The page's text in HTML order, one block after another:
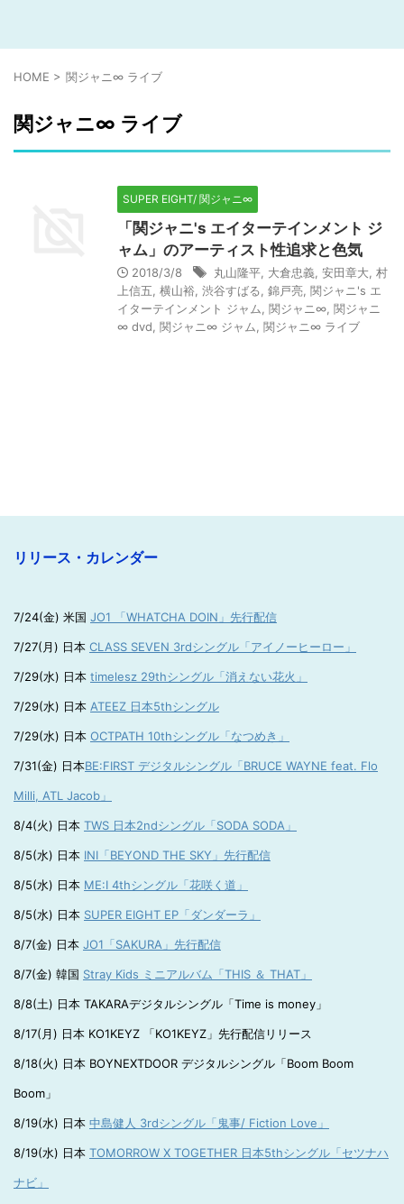
HOME > 関ジャニ∞ ライブ
関ジャニ∞ ライブ
SUPER EIGHT/ 関ジャニ∞
「関ジャニ's エイターテインメント ジ
ャム」のアーティスト性追求と色気
2018/3/8 丸山隆平 大倉忠義 安田章大 村
上信五 横山裕 渋谷すばる 錦戸亮 関ジャニ's エ
イターテインメント ジャム
関ジャニ∞ 関ジャニ
∞ dvd 関ジャニ∞ ジャム 関ジャニ∞ ライブ
リリース・カレンダー
7/24(金) 米国 JO1 「WHATCHA DOIN」先行配信
7/27(月) 日本 CLASS SEVEN 3rdシングル「アイノーヒーロー」
7/29(水) 日本 timelesz 29thシングル「消えない花火」
7/29(水) 日本 ATEEZ 日本5thシングル
7/29(水) 日本 OCTPATH 10thシングル「なつめき」
7/31(金) 日本BE:FIRST デジタルシングル「BRUCE WAYNE feat. Flo
Milli, ATL Jacob」
8/4(火) 日本 TWS 日本2ndシングル「SODA SODA」
8/5(水) 日本 INI「BEYOND THE SKY」先行配信
8/5(水) 日本 ME:I 4thシングル「花咲く道」
8/5(水) 日本 SUPER EIGHT EP「ダンダーラ」
8/7(金) 日本 JO1「SAKURA」先行配信
8/7(金) 韓国 Stray Kids ミニアルバム「THIS ＆ THAT」
8/8(土) 日本 TAKARAデジタルシングル「Time is money」
8/17(月) 日本 KO1KEYZ 「KO1KEYZ」先行配信リリース
8/18(火) 日本 BOYNEXTDOOR デジタルシングル「Boom Boom
Boom」
8/19(水) 日本 中島健人 3rdシングル「鬼事/ Fiction Love」
8/19(水) 日本 TOMORROW X TOGETHER 日本5thシングル「セツナハ
ナビ」